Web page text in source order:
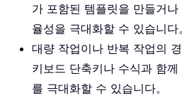
가 포함된 템플릿을 만들거
율성을 극대화할 수 있습니다。
대량 작업이나 반복 작업의
키보드 단축키나 수식과 함
를 극대화할 수 있습니다。